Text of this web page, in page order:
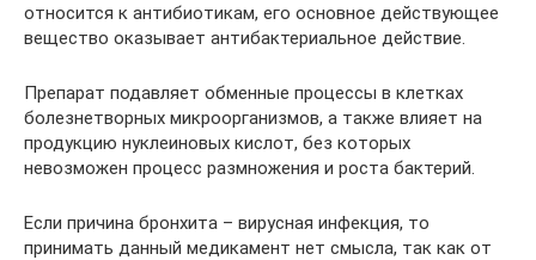
относится к антибиотикам, его основное действующее
вещество оказывает антибактериальное действие.
Препарат подавляет обменные процессы в клетках
болезнетворных микроорганизмов, а также влияет на
продукцию нуклеиновых кислот, без которых
невозможен процесс размножения и роста бактерий.
Если причина бронхита – вирусная инфекция, то
принимать данный медикамент нет смысла, так как от